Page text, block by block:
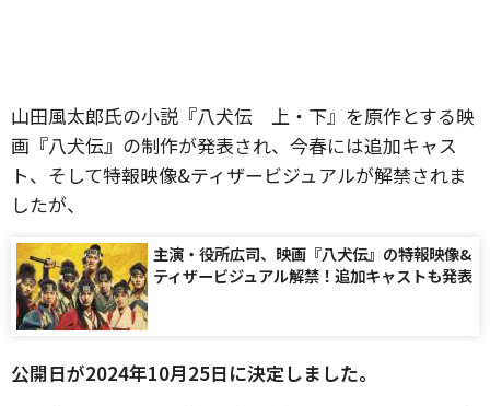
山田風太郎氏の小説『八犬伝 上・下』を原作とする映
画『八犬伝』の制作が発表され、今春には追加キャス
ト、そして特報映像&ティザービジュアルが解禁されま
したが、
主演・役所広司、映画『八犬伝』の特報映像&
ティザービジュアル解禁！追加キャストも発表
公開日が2024年10月25日に決定しました。